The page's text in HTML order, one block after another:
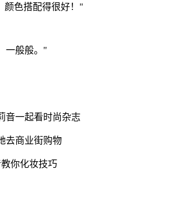
颜色搭配得很好！"
一般般。"
音一起看时尚杂志
去商业街购物
你化妆技巧